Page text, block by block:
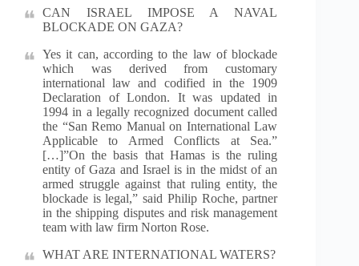
CAN ISRAEL IMPOSE A NAVAL
BLOCKADE ON GAZA?
Yes it can, according to the law of blockade
which was derived from customary
international law and codified in the 1909
Declaration of London. It was updated in
1994 in a legally recognized document called
the “San Remo Manual on International Law
Applicable to Armed Conflicts at Sea.”
[…]”On the basis that Hamas is the ruling
entity of Gaza and Israel is in the midst of an
armed struggle against that ruling entity, the
blockade is legal,” said Philip Roche, partner
in the shipping disputes and risk management
team with law firm Norton Rose.
WHAT ARE INTERNATIONAL WATERS?